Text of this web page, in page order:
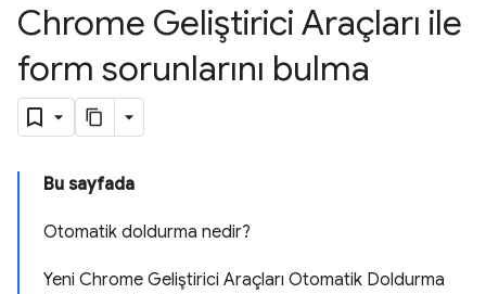
Chrome Geliştirici Araçları ile
form sorunlarını bulma
Bu sayfada
Otomatik doldurma nedir?
Yeni Chrome Geliştirici Araçları Otomatik Doldurma